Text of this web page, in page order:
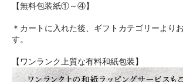
【無料包装紙①～④】
＊カートに入れた後、ギフトカテゴリーより
す。
【ワンランク上質な有料和紙包装】